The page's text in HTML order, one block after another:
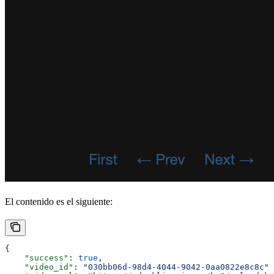
El contenido es el siguiente:
{
    "success"
: true ,
    "video_id"
: "030bb06d-98d4-4044-9042-0aa0822e8c8c"